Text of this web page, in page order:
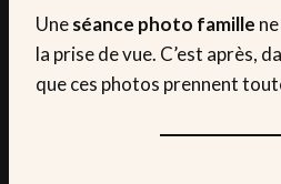
Uneséance photo famille
la prise de vue. C’est après,
que ces photos prennent